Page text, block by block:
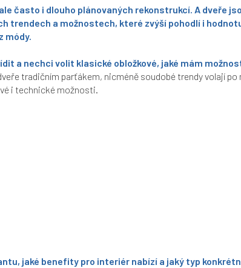
často i dlouho plánovaných rekonstrukcí. A dveře
trendech a možnostech, které zvýší pohodlí i
módy.
a nechci volit klasické obložkové, jaké mám
tradičním parťákem, nicméně soudobé trendy volají
i technické možnosti.
jaké benefity pro interiér nabízí a jaký typ